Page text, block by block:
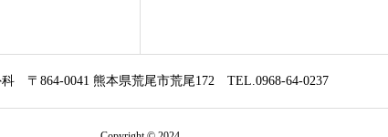
〒864-0041 熊本県荒尾市荒尾172 TEL.0968-64-0237